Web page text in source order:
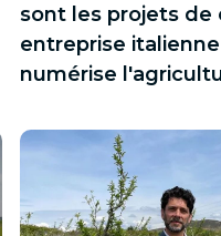
sont les projets de
entreprise
numérise